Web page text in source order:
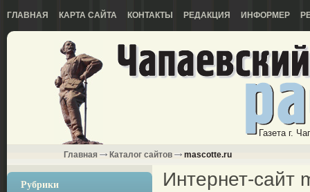
ГЛАВНАЯ КАРТА САЙТА КОНТАКТЫ РЕДАКЦИЯ ИНФОРМЕР
Газета г.
Главная Каталог сайтов mascotte.ru
Рубрики Интернет-сайт